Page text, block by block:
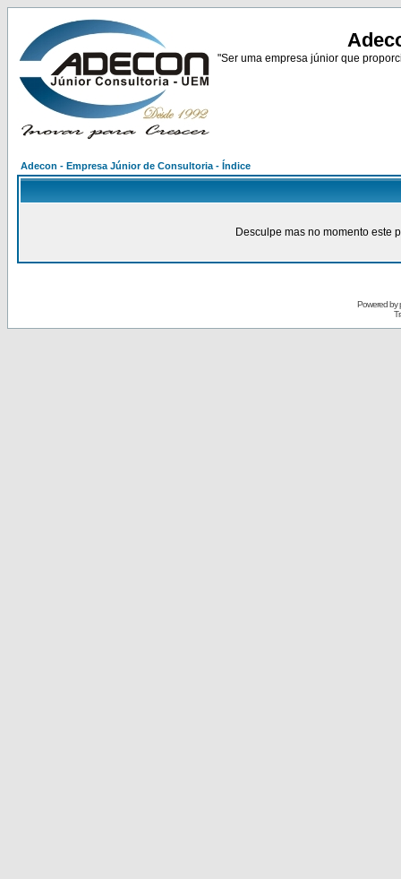
"Ser uma empresa júnior que
Adecon - Empresa Júnior de Consultoria - Índice
Desculpe mas no momento este
Powered by